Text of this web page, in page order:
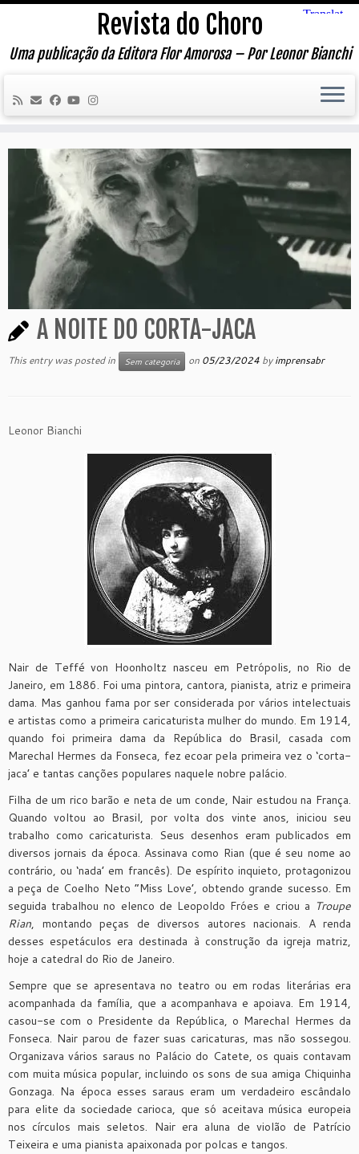
Skip
content
Revista do Choro
Uma publicação da Editora Flor Amorosa – Por Leonor Bianchi
A NOITE DO CORTA-JACA
This entry was posted in Sem categoria on 05/23/2024 byimprensabr
Leonor Bianchi
Nair de Teffé von Hoonholtz nasceu em Petrópolis, no Rio de
Janeiro, em 1886. Foi uma pintora, cantora, pianista, atriz e primeira
dama. Mas ganhou fama por ser considerada por vários intelectuais
e artistas como a primeira caricaturista mulher do mundo. Em 1914,
quando foi primeira dama da República do Brasil, casada com
Marechal Hermes da Fonseca, fez ecoar pela primeira vez o ‘corta-
jaca’ e tantas canções populares naquele nobre palácio.
Filha de um rico barão e neta de um conde, Nair estudou na França.
Quando voltou ao Brasil, por volta dos vinte anos, iniciou seu
trabalho como caricaturista. Seus desenhos eram publicados em
diversos jornais da época. Assinava como Rian (que é seu nome ao
contrário, ou ‘nada’ em francês). De espírito inquieto, protagonizou
a peça de Coelho Neto “Miss Love’, obtendo grande sucesso. Em
seguida trabalhou no elenco de Leopoldo Fróes e criou a Troupe
Rian, montando peças de diversos autores nacionais. A renda
desses espetáculos era destinada à construção da igreja matriz,
hoje a catedral do Rio de Janeiro.
Sempre que se apresentava no teatro ou em rodas literárias era
acompanhada da família, que a acompanhava e apoiava. Em 1914,
casou-se com o Presidente da República, o Marechal Hermes da
Fonseca. Nair parou de fazer suas caricaturas, mas não sossegou.
Organizava vários saraus no Palácio do Catete, os quais contavam
com muita música popular, incluindo os sons de sua amiga Chiquinha
Gonzaga. Na época esses saraus eram um verdadeiro escândalo
para elite da sociedade carioca, que só aceitava música europeia
nos círculos mais seletos. Nair era aluna de violão de Patrício
Teixeira e uma pianista apaixonada por polcas e tangos.